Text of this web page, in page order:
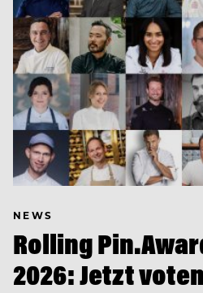
NEWS
Rolling
2026: Jetzt